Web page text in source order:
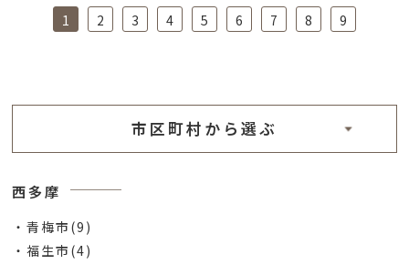
1 2 3 4 5 6 7 8 9
市区町村から選ぶ
西多摩
・青梅市(9)
・福生市(4)